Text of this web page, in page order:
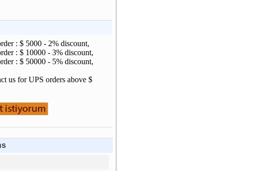
: $ 5000 - 2% discount,
: $ 10000 - 3% discount,
: $ 50000 - 5% discount,
us for UPS orders above $